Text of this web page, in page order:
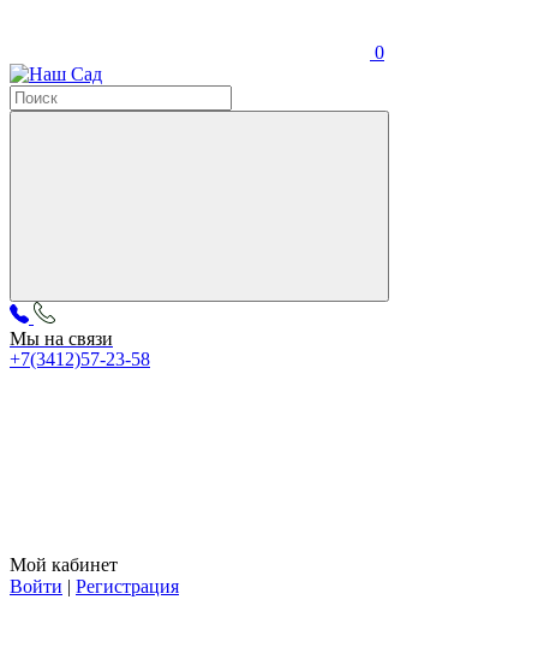
0
Мы на связи
+7(3412)57-23-58
Мой кабинет
Войти | Регистрация